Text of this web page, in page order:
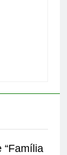
“Família